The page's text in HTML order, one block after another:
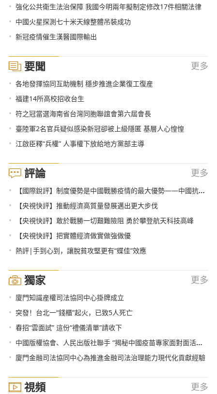
• 強化公共衛生法治保障 我國今明兩年擬制定修改17件相關法律
• 中國火星探測七十米天線整體吊裝成功
• 新冠疫情催生漢醫國際輸出
要聞 更多
• 各地發揮協同互助機制 穩步推進企業復工復産
• 福建14所高校招收台生
• 符之冠當選海南省台灣同胞聯誼會第六屆會長
• 臺陸軍2名官兵疑似感染新冠卻被上級隱匿 基層人心惶惶
• 江啟臣釋“兵權” 人事權下放給地方黨部主導
評論 更多
• 【國際銳評】制度優勢是中國戰勝疫情的最大優勢——中國抗疫實踐帶給世界的思考之二
• 【央視快評】推動經濟高質量發展邁出更大步伐
• 【央視快評】敢於戰勝一切艱難險阻 勇於攀登航天科技高峰
• 【央視快評】把實體經濟做實做強做優
• 熱評|手到心到，讓脫貧攻堅更有“蝶佳”效應
獨家 更多
• 廈門知識産權司法協同中心掛牌成立
• 突發！台北一“錢櫃”起火，已致5人死亡
• 春招“雲面試” 這份“禮儀清單”請收下
• 中國版權協會、人民出版社聯手 “揭秘中國疫苗專家面對面活動”訪問量達600萬
• 廈門金融司法協同中心為推進金融司法治理能力現代化貢獻經驗
視頻 更多